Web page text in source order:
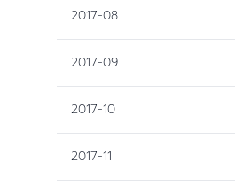
2017-08
2017-09
2017-10
2017-11